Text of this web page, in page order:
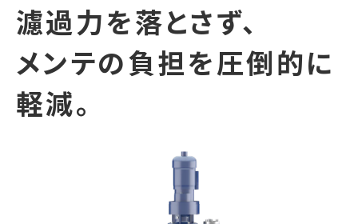
濾過力を落とさず、
メンテの負担を圧倒的に
軽減。